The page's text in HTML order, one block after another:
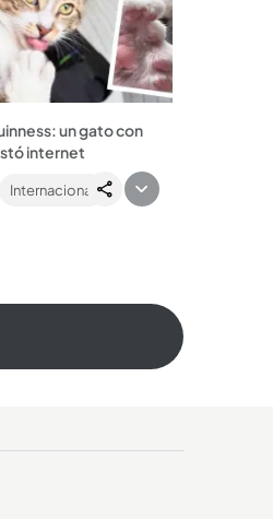
un gato con
internet
Guinness World
gato vivo con más
Internacional